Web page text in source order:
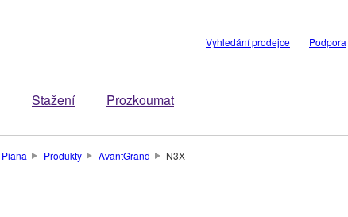
Stažení Prozkoumat
Vyhledání prodejce Podpora
Piana Produkty AvantGrand N3X